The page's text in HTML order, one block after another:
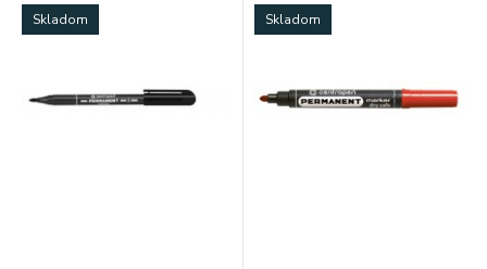
Skladom Skladom